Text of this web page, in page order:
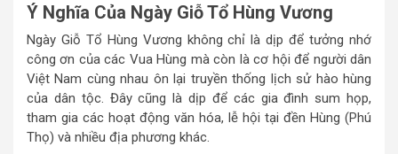
Ý Nghĩa Của Ngày Giỗ Tổ Hùng Vương
Ngày Giỗ Tổ Hùng Vương không chỉ là dịp để tưởng nhớ
công ơn của các Vua Hùng mà còn là cơ hội để người dân
Việt Nam cùng nhau ôn lại truyền thống lịch sử hào hùng
của dân tộc. Đây cũng là dịp để các gia đình sum họp,
tham gia các hoạt động văn hóa, lễ hội tại đền Hùng (Phú
Thọ) và nhiều địa phương khác.